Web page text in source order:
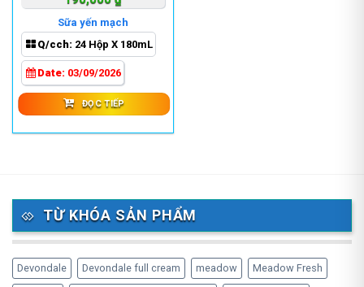
Sữa yến mạch
Q/cch: 24 Hộp X 180mL
Date: 03/09/2026
ĐỌC TIẾP
TỪ KHÓA SẢN PHẨM
Devondale Devondale full cream meadow Meadow Fresh